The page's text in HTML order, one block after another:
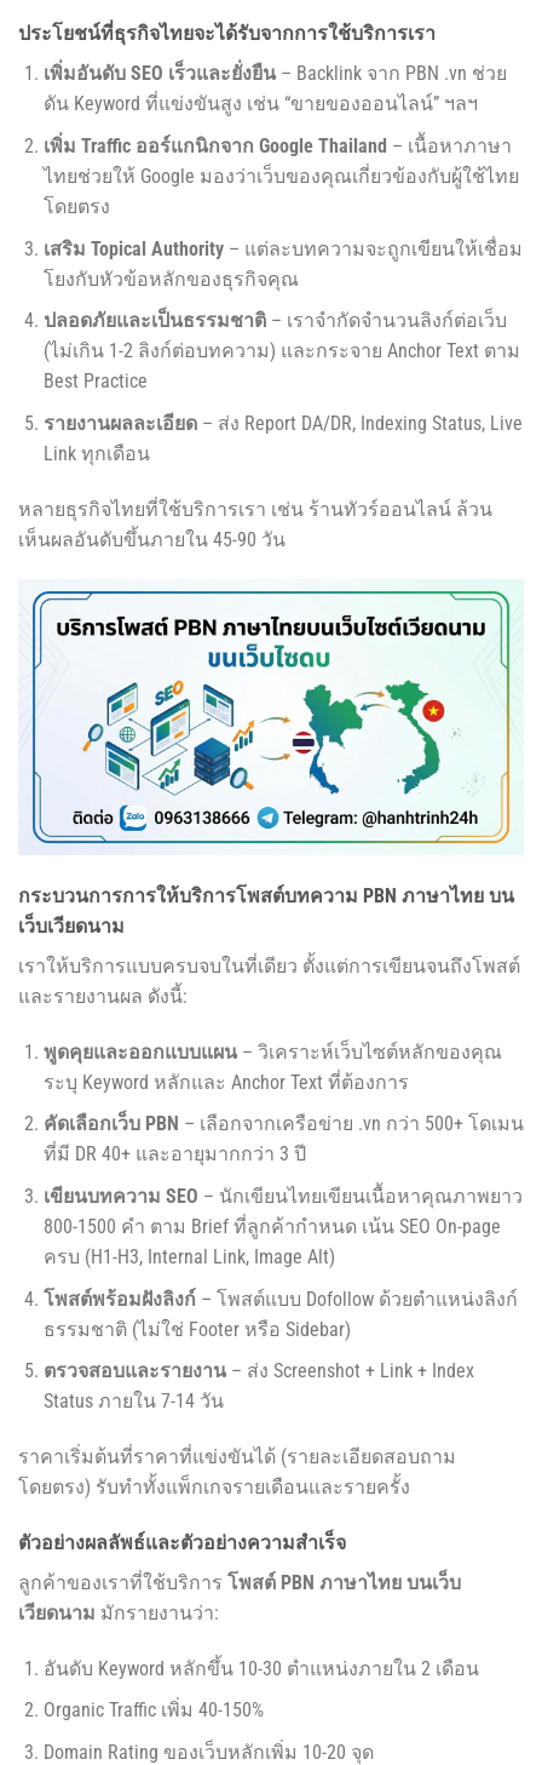
ประโยชน์ที่ธุรกิจไทยจะได้รับจากการใช้บริการเรา
เพิ่มอันดับ SEO เร็วและยั่งยืน– Backlink จาก PBN .vn ช่วย
ดัน Keyword ที่แข่งขันสูง เช่น “ขายของออนไลน์” ฯลฯ
เพิ่ม Traffic ออร์แกนิกจาก Google Thailand – เนื้อหาภาษา
ไทยช่วยให้ Google มองว่าเว็บของคุณเกี่ยวข้องกับผู้ใช้ไทย
โดยตรง
เสริม Topical Authority– แต่ละบทความจะถูกเขียนให้เชื่อม
โยงกับหัวข้อหลักของธุรกิจคุณ
ปลอดภัยและเป็นธรรมชาติ– เราจำกัดจำนวนลิงก์ต่อเว็บ
(ไม่เกิน 1-2 ลิงก์ต่อบทความ) และกระจาย Anchor Text ตาม
Best Practice
รายงานผลละเอียด– ส่ง Report DA/DR, Indexing Status, Live
Link ทุกเดือน
หลายธุรกิจไทยที่ใช้บริการเรา เช่น ร้านทัวร์ออนไลน์ ล้วน
เห็นผลอันดับขึ้นภายใน 45-90 วัน
กระบวนการการให้บริการโพสต์บทความ PBN ภาษาไทย บน
เว็บเวียดนาม
เราให้บริการแบบครบจบในที่เดียว ตั้งแต่การเขียนจนถึงโพสต์
และรายงานผล ดังนี้:
พูดคุยและออกแบบแผน– วิเคราะห์เว็บไซต์หลักของคุณ
ระบุ Keyword หลักและ Anchor Text ที่ต้องการ
คัดเลือกเว็บ PBN – เลือกจากเครือข่าย .vn กว่า 500+ โดเมน
ที่มี DR 40+ และอายุมากกว่า 3 ปี
เขียนบทความ SEO – นักเขียนไทยเขียนเนื้อหาคุณภาพยาว
800-1500 คำ ตาม Brief ที่ลูกค้ากำหนด เน้น SEO On-page
ครบ (H1-H3, Internal Link, Image Alt)
โพสต์พร้อมฝังลิงก์ – โพสต์แบบ Dofollow ด้วยตำแหน่งลิงก์
ธรรมชาติ (ไม่ใช่ Footer หรือ Sidebar)
ตรวจสอบและรายงาน– ส่ง Screenshot + Link + Index
Status ภายใน 7-14 วัน
ราคาเริ่มต้นที่ราคาที่แข่งขันได้ (รายละเอียดสอบถาม
โดยตรง) รับทำทั้งแพ็กเกจรายเดือนและรายครั้ง
ตัวอย่างผลลัพธ์และตัวอย่างความสำเร็จ
ลูกค้าของเราที่ใช้บริการ โพสต์ PBN ภาษาไทย บนเว็บ
เวียดนาม มักรายงานว่า:
อันดับ Keyword หลักขึ้น 10-30 ตำแหน่งภายใน 2 เดือน
Organic Traffic เพิ่ม 40-150%
Domain Rating ของเว็บหลักเพิ่ม 10-20 จุด